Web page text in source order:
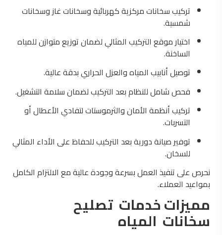
تركيب سخانات مركزية كهربائية وسخانات غاز وسخانات
شمسية.
اختيار موقع التركيب المثالي لضمان توزيع متوازن للمياه
الساخنة.
توصيل أنابيب المياه والعزل الحراري بدقة عالية.
فحص شامل للنظام بعد التركيب لضمان سلامة التشغيل.
تركيب أنظمة الأمان والثرموستات لتفادي الأعطال أو
التسربات.
توفير صيانة دورية بعد التركيب للحفاظ على الأداء المثالي
للسخان.
نحرص على تنفيذ العمل بسرعة وجودة عالية مع الالتزام الكامل
بمواعيد العملاء.
مميزات خدمات تصليح
سخانات المياه